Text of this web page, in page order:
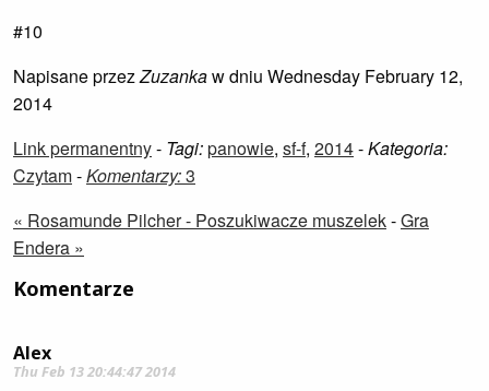
#10
Napisane przezZuzankaw dniu Wednesday February 12,
2014
Link permanentny- Tagi:panowie, sf-f, 2014-Kategoria:
Czytam-Komentarzy:3
« Rosamunde Pilcher - Poszukiwacze muszelek-Gra
Endera »
Komentarze
Alex
Thu Feb 13 20:44:47 2014